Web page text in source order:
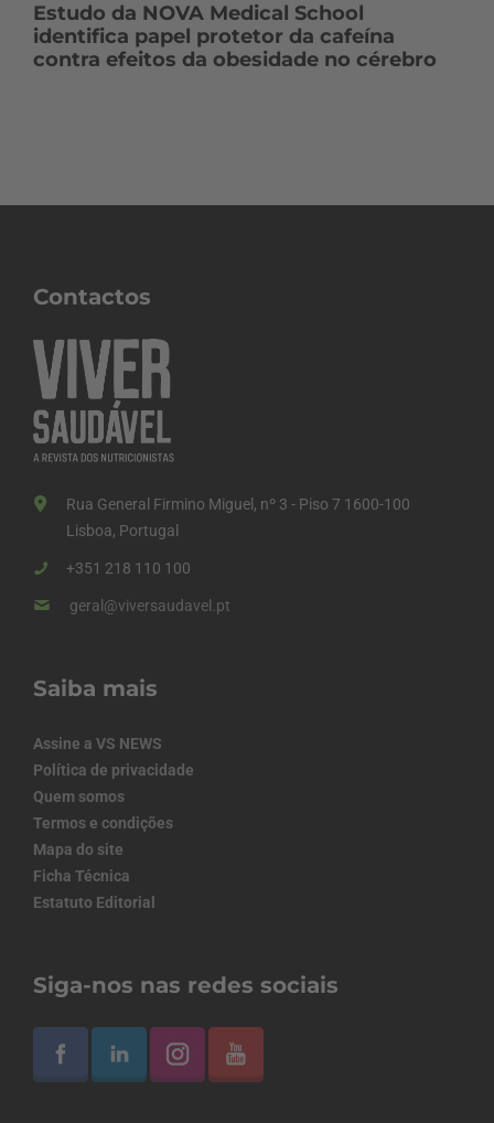
Estudo da NOVA Medical School
identifica papel protetor da cafeína
contra efeitos da obesidade no cérebro
Contactos
Rua General Firmino Miguel, nº 3 - Piso 7 1600-100
Lisboa, Portugal
+351 218 110 100
geral@viversaudavel.pt
Saiba mais
Assine a VS NEWS
Política de privacidade
Quem somos
Termos e condições
Mapa do site
Ficha Técnica
Estatuto Editorial
Siga-nos nas redes sociais